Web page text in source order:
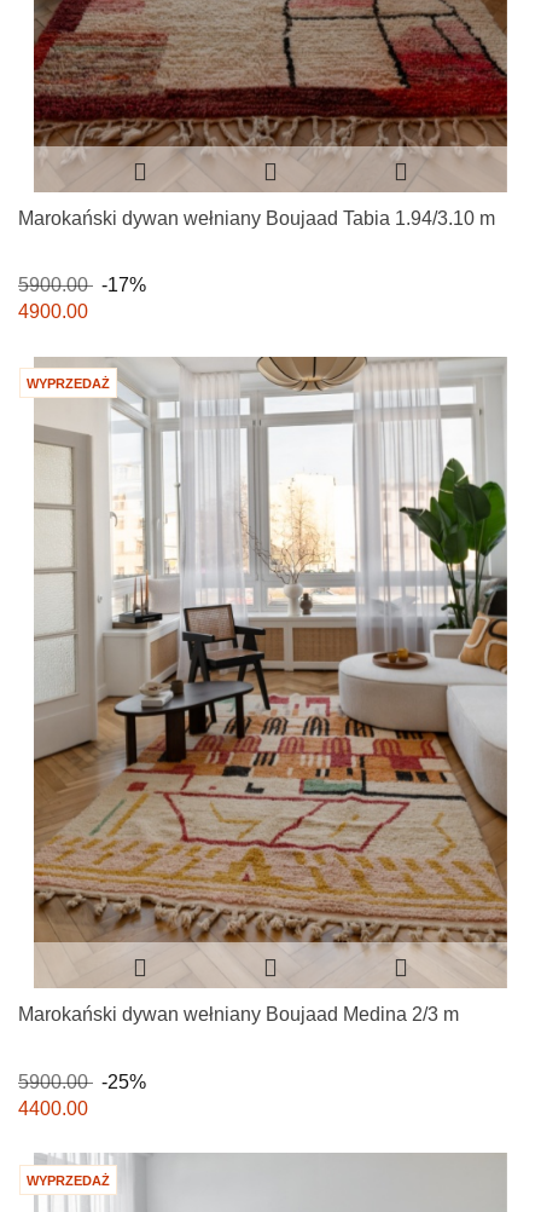
Marokański dywan wełniany Boujaad Tabia 1.94/3.10 m
5900.00
-17%
4900.00
WYPRZEDAŻ
Marokański dywan wełniany Boujaad Medina 2/3 m
5900.00
-25%
4400.00
WYPRZEDAŻ